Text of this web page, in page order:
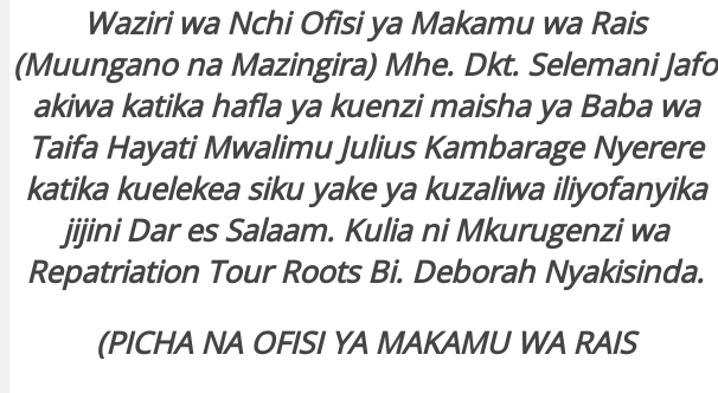
Waziri wa Nchi Ofisi ya Makamu wa Rais
(Muungano na Mazingira) Mhe. Dkt. Selemani Jafo
akiwa katika hafla ya kuenzi maisha ya Baba wa
Taifa Hayati Mwalimu Julius Kambarage Nyerere
katika kuelekea siku yake ya kuzaliwa iliyofanyika
jijini Dar es Salaam. Kulia ni Mkurugenzi wa
Repatriation Tour Roots Bi. Deborah Nyakisinda.
(PICHA NA OFISI YA MAKAMU WA RAIS